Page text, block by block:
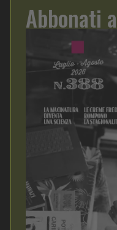
Abbonati